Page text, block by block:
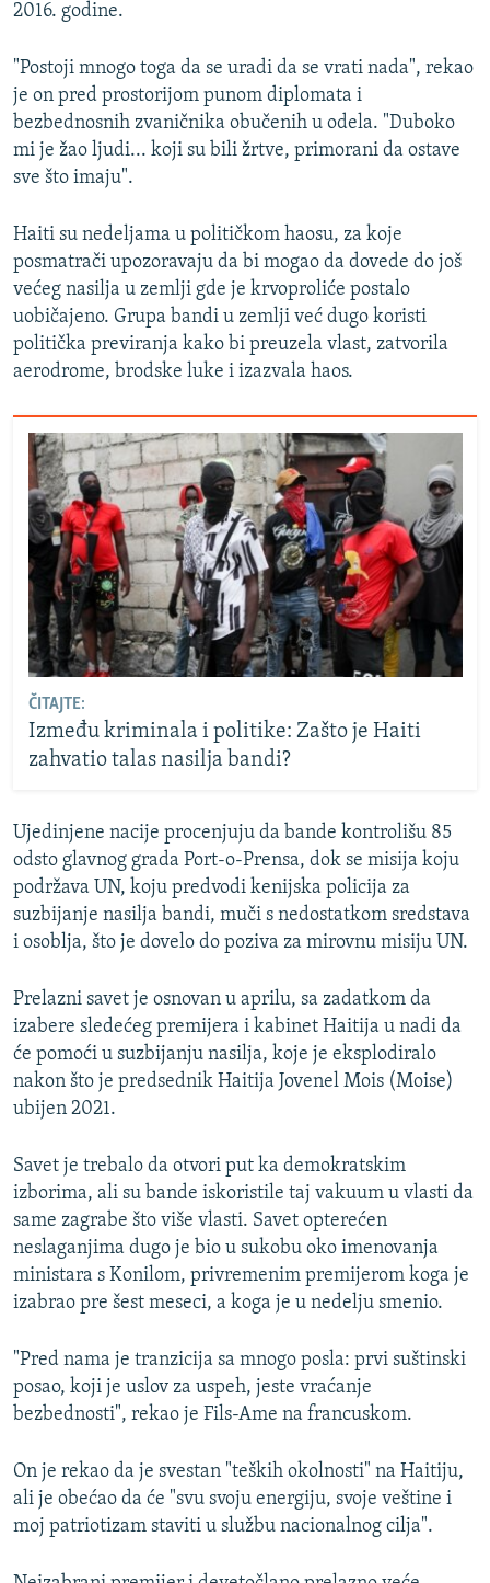
2016. godine.
"Postoji mnogo toga da se uradi da se vrati nada", rekao
je on pred prostorijom punom diplomata i
bezbednosnih zvaničnika obučenih u odela. "Duboko
mi je žao ljudi... koji su bili žrtve, primorani da ostave
sve što imaju".
Haiti su nedeljama u političkom haosu, za koje
posmatrači upozoravaju da bi mogao da dovede do još
većeg nasilja u zemlji gde je krvoproliće postalo
uobičajeno. Grupa bandi u zemlji već dugo koristi
politička previranja kako bi preuzela vlast, zatvorila
aerodrome, brodske luke i izazvala haos.
ČITAJTE:
Između kriminala i politike: Zašto je Haiti
zahvatio talas nasilja bandi?
Ujedinjene nacije procenjuju da bande kontrolišu 85
odsto glavnog grada Port-o-Prensa, dok se misija koju
podržava UN, koju predvodi kenijska policija za
suzbijanje nasilja bandi, muči s nedostatkom sredstava
i osoblja, što je dovelo do poziva za mirovnu misiju UN.
Prelazni savet je osnovan u aprilu, sa zadatkom da
izabere sledećeg premijera i kabinet Haitija u nadi da
će pomoći u suzbijanju nasilja, koje je eksplodiralo
nakon što je predsednik Haitija Jovenel Mois (Moise)
ubijen 2021.
Savet je trebalo da otvori put ka demokratskim
izborima, ali su bande iskoristile taj vakuum u vlasti da
same zagrabe što više vlasti. Savet opterećen
neslaganjima dugo je bio u sukobu oko imenovanja
ministara s Konilom, privremenim premijerom koga je
izabrao pre šest meseci, a koga je u nedelju smenio.
"Pred nama je tranzicija sa mnogo posla: prvi suštinski
posao, koji je uslov za uspeh, jeste vraćanje
bezbednosti", rekao je Fils-Ame na francuskom.
On je rekao da je svestan "teških okolnosti" na Haitiju,
ali je obećao da će "svu svoju energiju, svoje veštine i
moj patriotizam staviti u službu nacionalnog cilja".